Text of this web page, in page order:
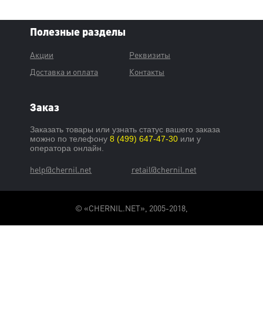
Полезные разделы
Акции
Доставка и оплата
Реквизиты
Контакты
Заказ
Заказать товары или узнать статус вашего заказа
можно по телефону8 (499) 647-47-30 или у
оператора онлайн.
help@chernil.net retail@chernil.net
© «CHERNIL.NET», 2005-2018,